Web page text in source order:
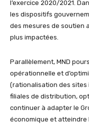
l’exercice 2020/2021.
les dispositifs
des mesures de soutien
plus impactées.
Parallèlement, MND
opérationnelle et
(rationalisation des sites
filiales de distribution,
continuer à adapter le
économique et atteindre